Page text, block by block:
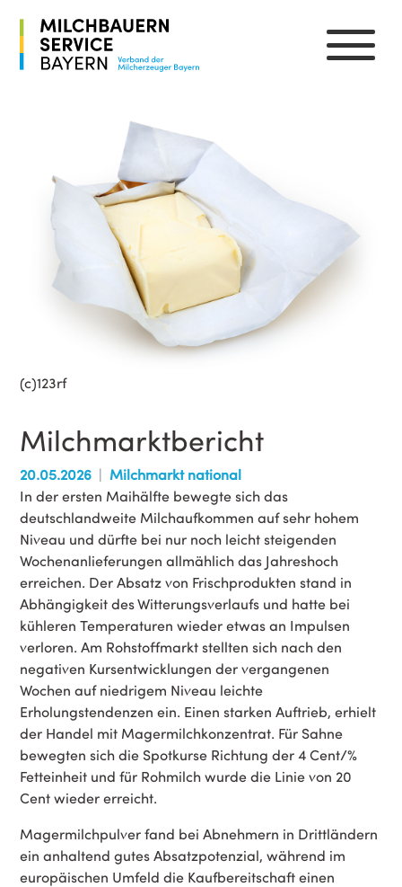
(c)123rf
Milchmarktbericht
20.05.2026
Milchmarkt national
In der ersten Maihälfte bewegte sich das
deutschlandweite Milchaufkommen auf sehr hohem
Niveau und dürfte bei nur noch leicht steigenden
Wochenanlieferungen allmählich das Jahreshoch
erreichen. Der Absatz von Frischprodukten stand in
Abhängigkeit des Witterungsverlaufs und hatte bei
kühleren Temperaturen wieder etwas an Impulsen
verloren. Am Rohstoffmarkt stellten sich nach den
negativen Kursentwicklungen der vergangenen
Wochen auf niedrigem Niveau leichte
Erholungstendenzen ein. Einen starken Auftrieb, erhielt
der Handel mit Magermilchkonzentrat. Für Sahne
bewegten sich die Spotkurse Richtung der 4 Cent/%
Fetteinheit und für Rohmilch wurde die Linie von 20
Cent wieder erreicht.
Magermilchpulver fand bei Abnehmern in Drittländern
ein anhaltend gutes Absatzpotenzial, während im
europäischen Umfeld die Kaufbereitschaft einen